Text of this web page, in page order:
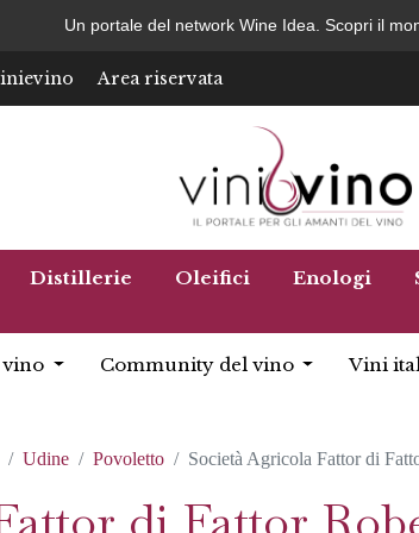
Un portale del network Wine Idea. Scopri il
Area riservata
Distillerie Oleifici Enologi
vino Community del vino Vini
Udine Povoletto Società Agricola Fattor di